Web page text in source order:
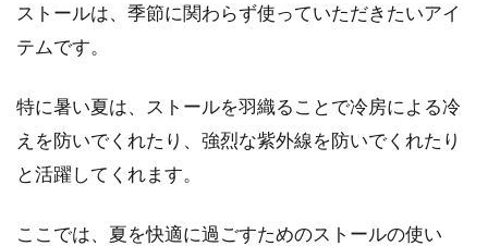
ストールは、季節に関わらず使っていただきたいアイ
テムです。
特に暑い夏は、ストールを羽織ることで冷房による冷
えを防いでくれたり、強烈な紫外線を防いでくれたり
と活躍してくれます。
ここでは、夏を快適に過ごすためのストールの使い